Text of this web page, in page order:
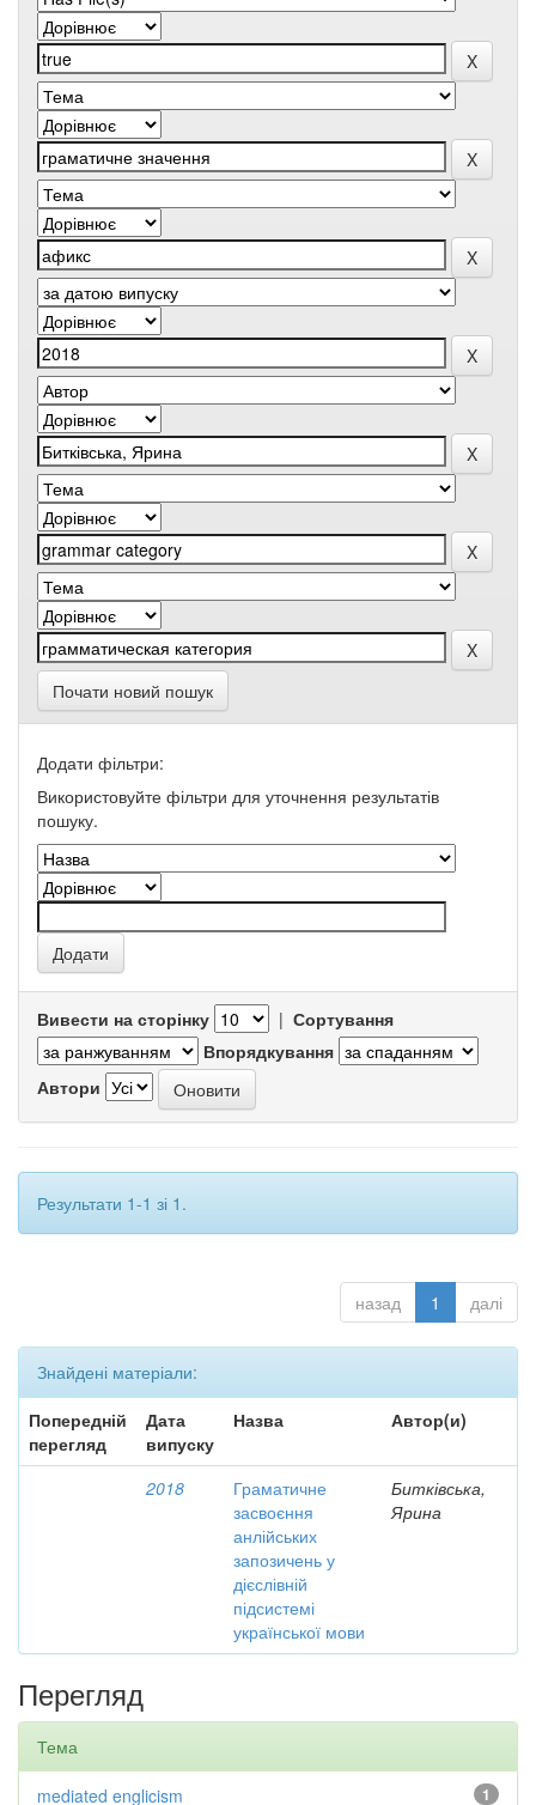
Почати новий пошук
Додати фільтри:
Використовуйте фільтри для уточнення результатів
пошуку.
Вивести на сторінку | Сортування
Впорядкування
Автори
Результати 1-1 зі 1.
назад 1 далі
Знайдені матеріали:
Попередній
перегляд
Дата
випуску
Назва Автор(и)
2018
Граматичне
засвоєння
анлійських
запозичень у
дієслівній
підсистемі
української мови
Битківська,
Ярина
Перегляд
Тема
1
mediated englicism